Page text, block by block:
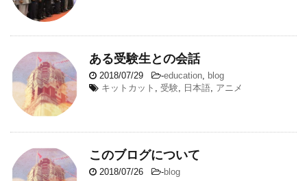
ある受験生との会話
2018/07/29 -education, blog
キットカット , 受験, 日本語, アニメ
このブログについて
2018/07/26 -blog